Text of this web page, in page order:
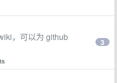
，可以为 github
3